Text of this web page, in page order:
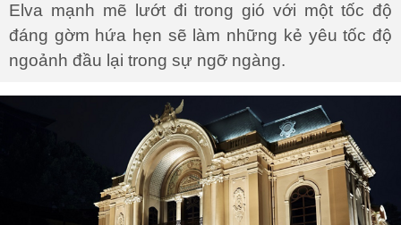
Elva mạnh mẽ lướt đi trong gió với một tốc độ
đáng gờm hứa hẹn sẽ làm những kẻ yêu tốc độ
ngoảnh đầu lại trong sự ngỡ ngàng.